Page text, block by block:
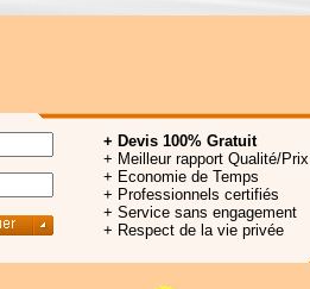
+ Devis 100% Gratuit
+ Meilleur rapport Qualité/Prix
+ Economie de Temps
+ Professionnels certifiés
+ Service sans engagement
+ Respect de la vie privée